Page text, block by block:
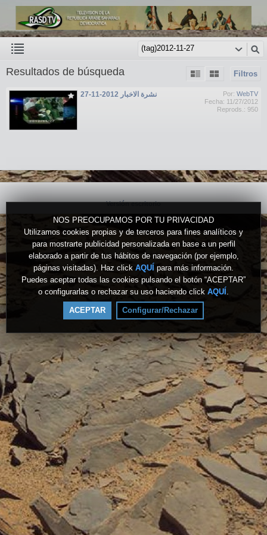
NOS PREOCUPAMOS POR TU PRIVACIDAD
Utilizamos cookies propias y de terceros para fines analíticos y
para mostrarte publicidad personalizada en base a un perfil
elaborado a partir de tus hábitos de navegación (por ejemplo,
páginas visitadas). Haz click AQUÍ para más información.
Puedes aceptar todas las cookies pulsando el botón “ACEPTAR”
o configurarlas o rechazar su uso haciendo click AQUÍ .
ACEPTAR Configurar/Rechazar
Filtros
Resultados de búsqueda
Por: WebTV
Fecha: 11/27/2012
Reprods.: 950
نشرة الاخبار 2012-11-27
Versión escritorio